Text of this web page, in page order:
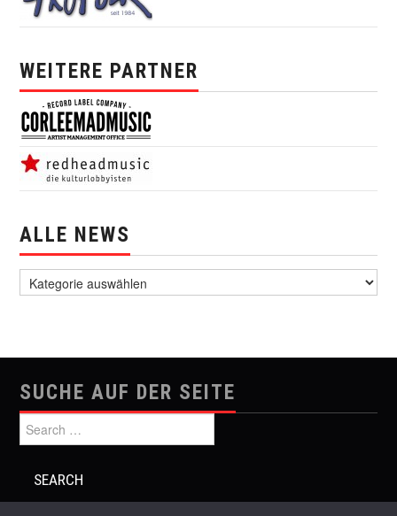
WEITERE PARTNER
ALLE NEWS
SUCHE AUF DER SEITE
Search for: